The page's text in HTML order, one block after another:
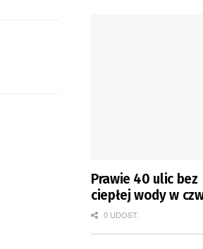
Prawie 40 ulic bez
ciepłej wody w
i piątek
0 UDOST.